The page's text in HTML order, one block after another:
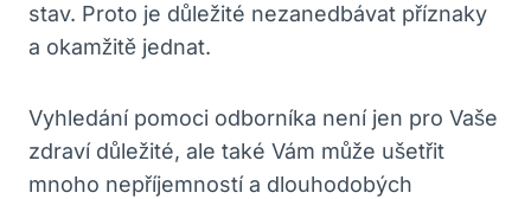
stav. Proto je důležité nezanedbávat příznaky⁢
a okamžitě ⁣jednat.
Vyhledání pomoci odborníka není jen ⁢pro Vaše⁢
zdraví důležité, ale také Vám může ušetřit
‌mnoho⁣ nepříjemností a⁣ dlouhodobých